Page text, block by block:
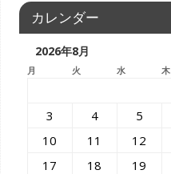
カレンダー
2026年8月
月 火 水 木
3
4 5
10
11 12
17
18 19